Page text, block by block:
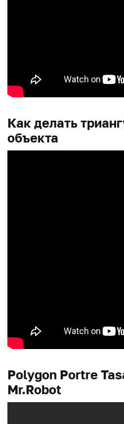
Как делать
объекта
Polygon Portre
Mr.Robot